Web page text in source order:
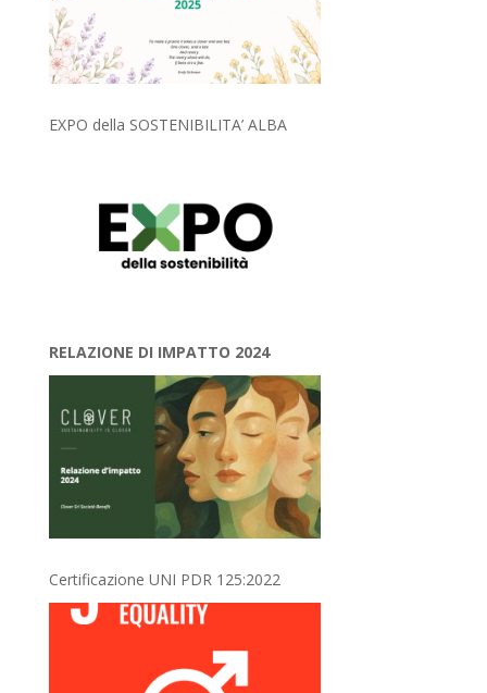
EXPO della SOSTENIBILITA’ ALBA
RELAZIONE DI IMPATTO 2024
Certificazione UNI PDR 125:2022